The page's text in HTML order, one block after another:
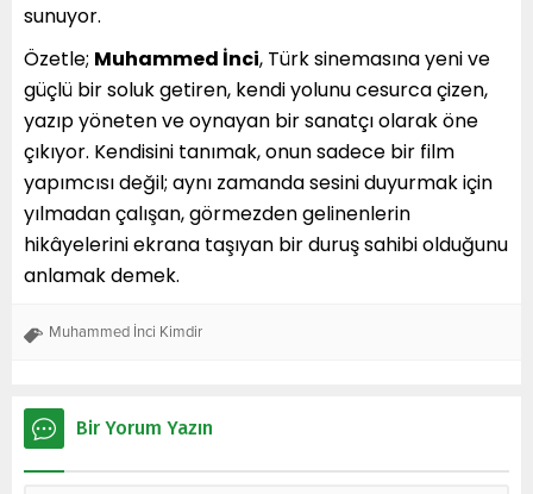
sunuyor.
Özetle; Muhammed İnci, Türk sinemasına yeni ve
güçlü bir soluk getiren, kendi yolunu cesurca çizen,
yazıp yöneten ve oynayan bir sanatçı olarak öne
çıkıyor. Kendisini tanımak, onun sadece bir film
yapımcısı değil; aynı zamanda sesini duyurmak için
yılmadan çalışan, görmezden gelinenlerin
hikâyelerini ekrana taşıyan bir duruş sahibi olduğunu
anlamak demek.
Muhammed İnci Kimdir
Bir Yorum Yazın